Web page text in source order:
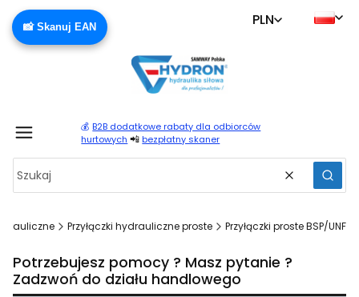
📸 Skanuj EAN PLN
💰 B2B dodatkowe rabaty dla odbiorców
hurtowych 📲 bezpłatny skaner
Wyczyść
Przyłączki hydrauliczne proste Przyłączki proste BSP/UNF
Potrzebujesz pomocy ? Masz pytanie ?
Zadzwoń do działu handlowego